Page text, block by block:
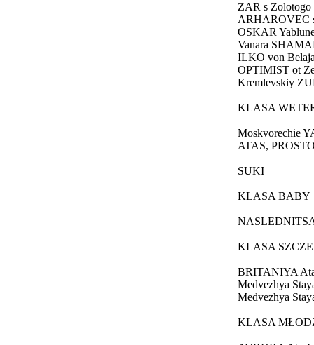
ZAR s Zolotogo
ARHAROVEC
OSKAR
Vanara
ILKO von Belaja
OPTIMIST ot
Kremlevskiy
KLASA
Moskvorechie
ATAS,
SUKI
KLASA BABY
KLASA
BRITANIYA
Medvezhya
Medvezhya
KLASA